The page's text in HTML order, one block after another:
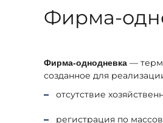
Фирма-
Фирма-однодневка —
созданное для
отсутствие
регистрация по